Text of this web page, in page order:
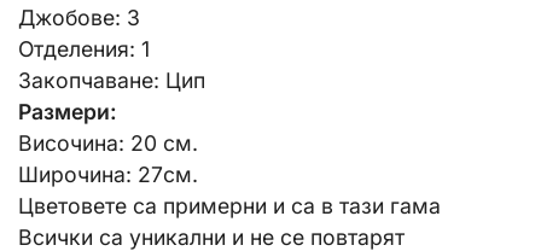
Джобове: 3
Отделения: 1
Закопчаване: Цип
Размери:
Височина: 20 см.
Широчина: 27см.
Цветовете са примерни и са в тази гама
Всички са уникални и не се повтарят